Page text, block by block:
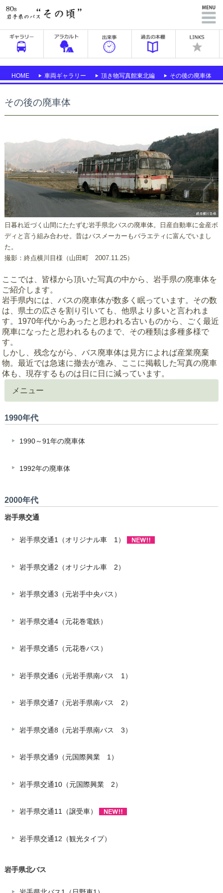
HOME 車両ギャラリー 頂き物写真館東北編 その後の廃車体
その後の廃車体
日暮れ近づく山間にたたずむ岩手県北バスの廃車体。日産自動車に金産ボ
ディと言う組み合わせ。昔はバスメーカーもバラエティに富んでいまし
た。
撮影：終点横川目様（山田町 2007.11.25）
ここでは、皆様から頂いた写真の中から、岩手県の廃車体を
ご紹介します。
岩手県内には、バスの廃車体が数多く眠っています。その数
は、県土の広さを割り引いても、他県より多いと言われま
す。1970年代からあったと思われる古いものから、ごく最近
廃車になったと思われるものまで、その種類は多種多様で
す。
しかし、残念ながら、バス廃車体は見方によれば産業廃棄
物。最近では急速に撤去が進み、ここに掲載した写真の廃車
体も、現存するものは日に日に減っています。
メニュー
1990年代
1990～91年の廃車体
1992年の廃車体
2000年代
岩手県交通
岩手県交通1（オリジナル車 1）
岩手県交通2（オリジナル車 2）
岩手県交通3（元岩手中央バス）
岩手県交通4（元花巻電鉄）
岩手県交通5（元花巻バス）
岩手県交通6（元岩手県南バス 1）
岩手県交通7（元岩手県南バス 2）
岩手県交通8（元岩手県南バス 3）
岩手県交通9（元国際興業 1）
岩手県交通10（元国際興業 2）
岩手県交通11（譲受車）
岩手県交通12（観光タイプ）
岩手県北バス